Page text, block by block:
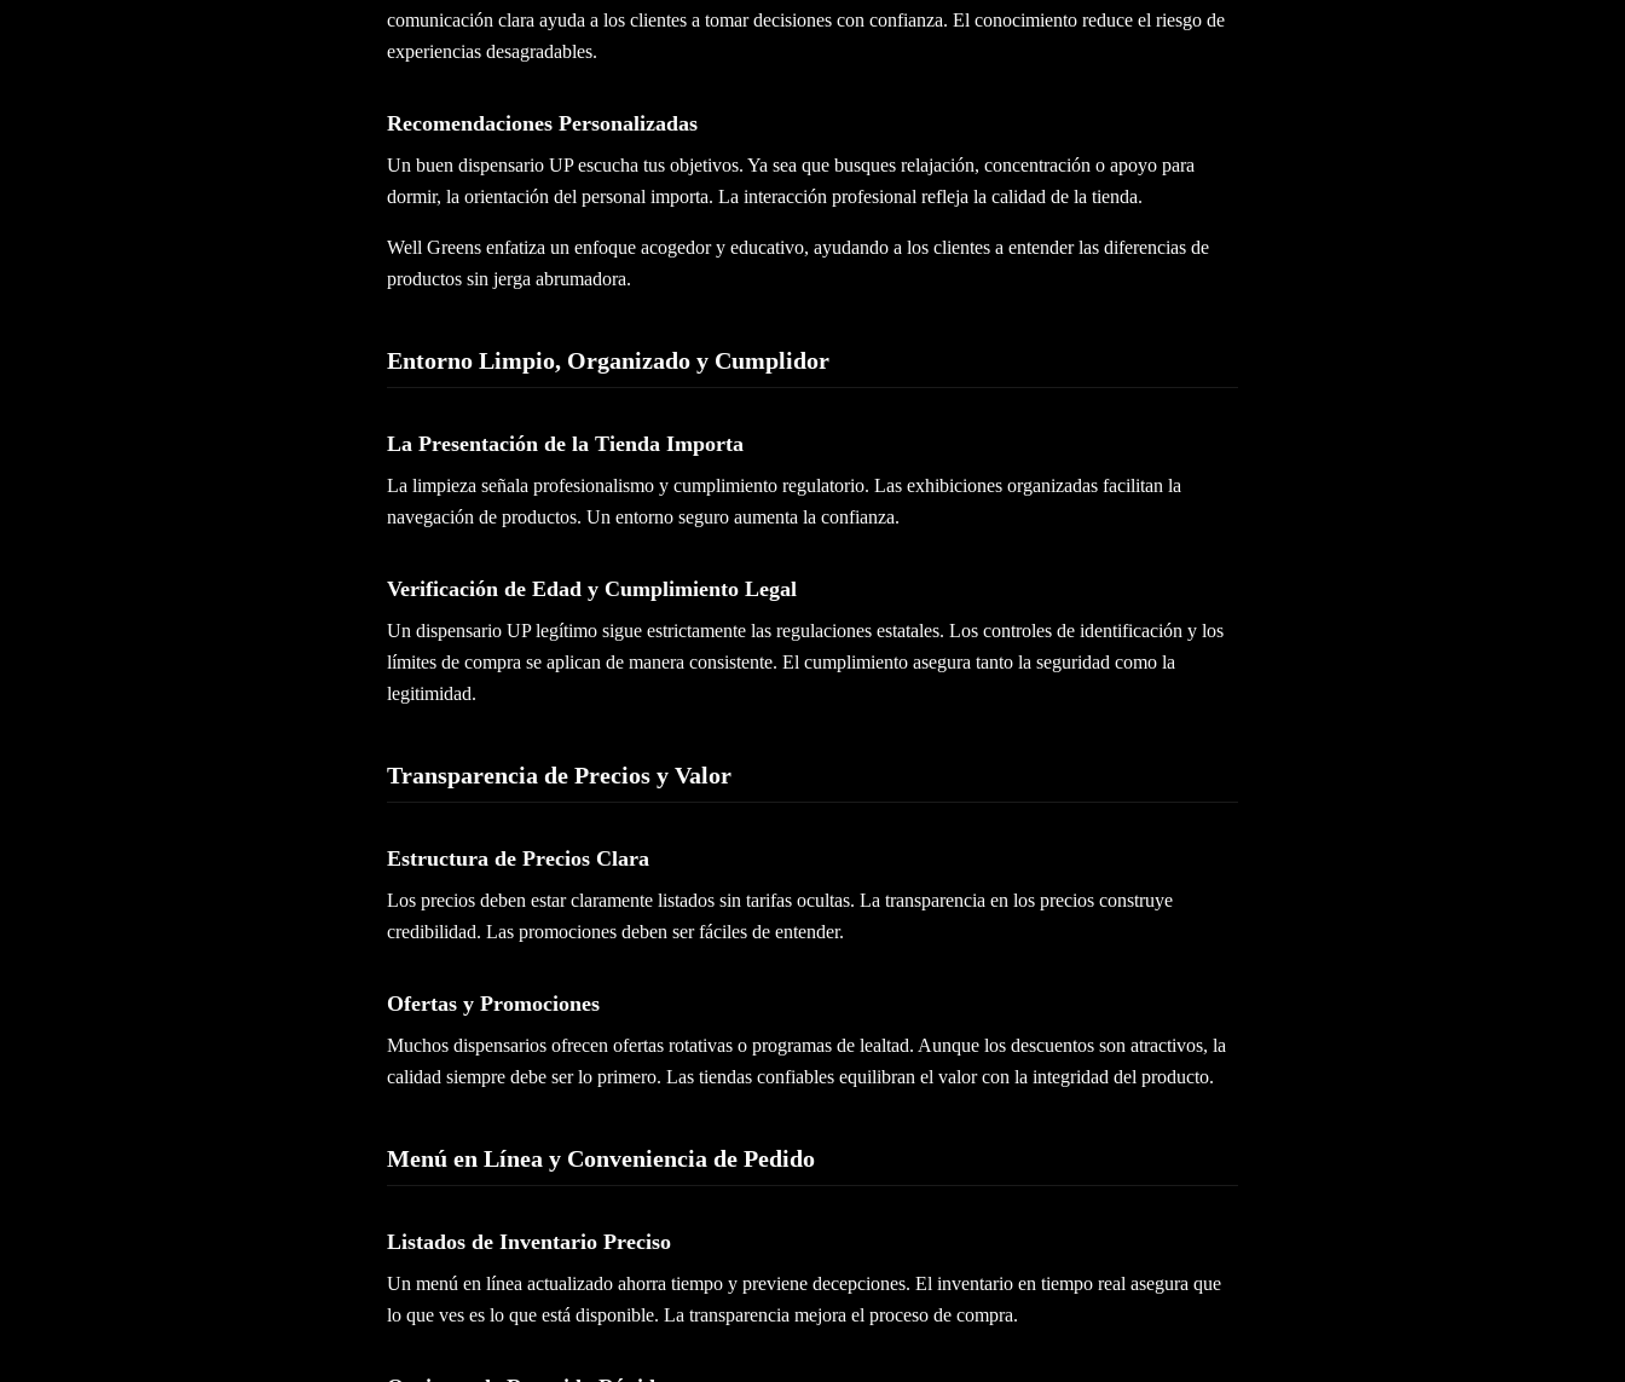
comunicación clara ayuda a los clientes a tomar decisiones con confianza. El conocimiento reduce el riesgo de
experiencias desagradables.
Recomendaciones Personalizadas
Un buen dispensario UP escucha tus objetivos. Ya sea que busques relajación, concentración o apoyo para
dormir, la orientación del personal importa. La interacción profesional refleja la calidad de la tienda.
Well Greens enfatiza un enfoque acogedor y educativo, ayudando a los clientes a entender las diferencias de
productos sin jerga abrumadora.
Entorno Limpio, Organizado y Cumplidor
La Presentación de la Tienda Importa
La limpieza señala profesionalismo y cumplimiento regulatorio. Las exhibiciones organizadas facilitan la
navegación de productos. Un entorno seguro aumenta la confianza.
Verificación de Edad y Cumplimiento Legal
Un dispensario UP legítimo sigue estrictamente las regulaciones estatales. Los controles de identificación y los
límites de compra se aplican de manera consistente. El cumplimiento asegura tanto la seguridad como la
legitimidad.
Transparencia de Precios y Valor
Estructura de Precios Clara
Los precios deben estar claramente listados sin tarifas ocultas. La transparencia en los precios construye
credibilidad. Las promociones deben ser fáciles de entender.
Ofertas y Promociones
Muchos dispensarios ofrecen ofertas rotativas o programas de lealtad. Aunque los descuentos son atractivos, la
calidad siempre debe ser lo primero. Las tiendas confiables equilibran el valor con la integridad del producto.
Menú en Línea y Conveniencia de Pedido
Listados de Inventario Preciso
Un menú en línea actualizado ahorra tiempo y previene decepciones. El inventario en tiempo real asegura que
lo que ves es lo que está disponible. La transparencia mejora el proceso de compra.